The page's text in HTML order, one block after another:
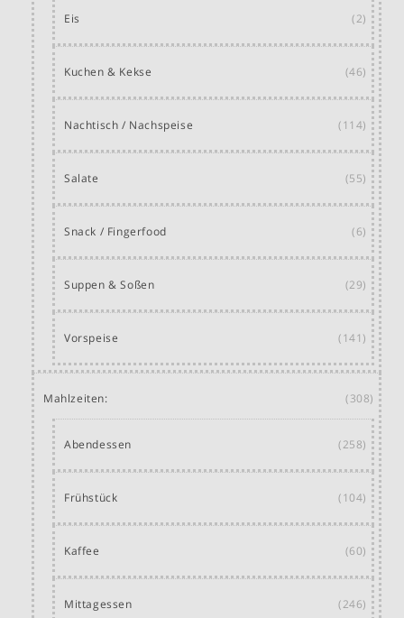
Eis (2)
Kuchen & Kekse (46)
Nachtisch / Nachspeise (114)
Salate (55)
Snack / Fingerfood (6)
Suppen & Soßen (29)
Vorspeise (141)
Mahlzeiten: (308)
Abendessen (258)
Frühstück (104)
Kaffee (60)
Mittagessen (246)